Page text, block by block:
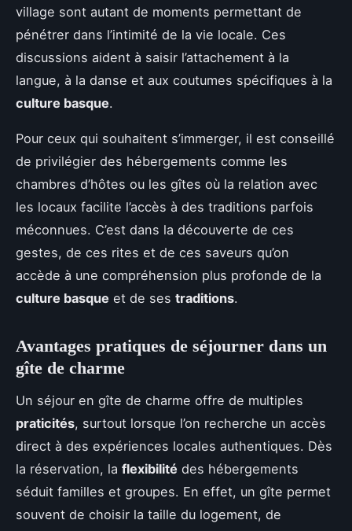
village sont autant de moments permettant de
pénétrer dans l’intimité de la vie locale. Ces
discussions aident à saisir l’attachement à la
langue, à la danse et aux coutumes spécifiques à la
culture basque.
Pour ceux qui souhaitent s’immerger, il est conseillé
de privilégier des hébergements comme les
chambres d’hôtes ou les gîtes où la relation avec
les locaux facilite l’accès à des traditions parfois
méconnues. C’est dans la découverte de ces
gestes, de ces rites et de ces saveurs qu’on
accède à une compréhension plus profonde de la
culture basque et de ses traditions.
Avantages pratiques de séjourner dans un
gîte de charme
Un séjour en gîte de charme offre de multiples
praticités, surtout lorsque l’on recherche un accès
direct à des expériences locales authentiques. Dès
la réservation, la flexibilité des hébergements
séduit familles et groupes. En effet, un gîte permet
souvent de choisir la taille du logement, de